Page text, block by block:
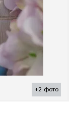
+2 фото